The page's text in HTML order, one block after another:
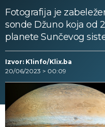
Fotografija je
sonde Džuno koja od
planete Sunčevog
Izvor: K1info/Klix.ba
20/06/2023 > 00:09